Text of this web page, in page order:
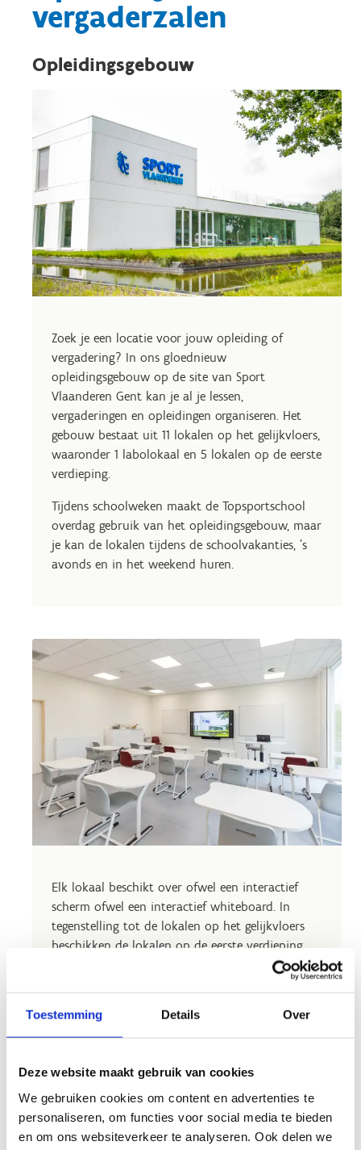
Toestemming Details Over
Deze website maakt gebruik van cookies
We gebruiken cookies om content en advertenties te
personaliseren, om functies voor social media te bieden
en om ons websiteverkeer te analyseren. Ook delen we
vergaderzalen
Opleidingsgebouw
Zoek je een locatie voor jouw opleiding of
vergadering? In ons gloednieuw
opleidingsgebouw op de site van Sport
Vlaanderen Gent kan je al je lessen,
vergaderingen en opleidingen organiseren. Het
gebouw bestaat uit 11 lokalen op het gelijkvloers,
waaronder 1 labolokaal en 5 lokalen op de eerste
verdieping.
Tijdens schoolweken maakt de Topsportschool
overdag gebruik van het opleidingsgebouw, maar
je kan de lokalen tijdens de schoolvakanties, ’s
avonds en in het weekend huren.
Elk lokaal beschikt over ofwel een interactief
scherm ofwel een interactief whiteboard. In
tegenstelling tot de lokalen op het gelijkvloers
beschikken de lokalen op de eerste verdieping
over alternatief zitmeubilair, zoals hogere tafels
De capaciteit van een leslokaal is ongeveer 15
personen. Op de eerste verdieping kan je twee
samenvoegen tot een lokaal met een capaciteit
van 30 personen.